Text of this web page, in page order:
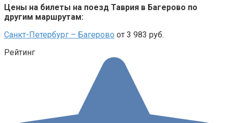
Цены на билеты на поезд Таврия в Багерово по
другим маршрутам:
Санкт-Петербург – Багерово от 3 983 руб.
Рейтинг